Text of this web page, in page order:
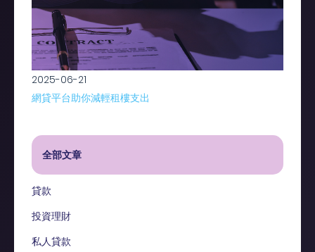
2025-06-21
網貸平台助你減輕租樓支出
全部文章
貸款
投資理財
私人貸款